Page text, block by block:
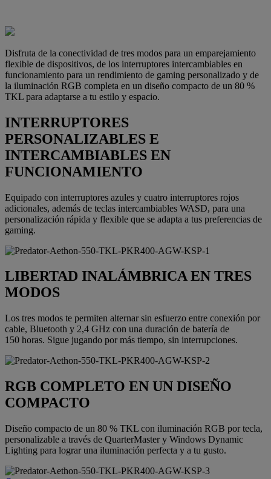
Disfruta de la conectividad de tres modos para un emparejamiento
flexible de dispositivos, de los interruptores intercambiables en
funcionamiento para un rendimiento de gaming personalizado y de
la iluminación RGB completa en un diseño compacto de un 80 %
TKL para adaptarse a tu estilo y espacio.
INTERRUPTORES
PERSONALIZABLES E
INTERCAMBIABLES EN
FUNCIONAMIENTO
Equipado con interruptores azules y cuatro interruptores rojos
adicionales, además de teclas intercambiables WASD, para una
personalización rápida y flexible que se adapta a tus preferencias de
gaming.
LIBERTAD INALÁMBRICA EN TRES
MODOS
Los tres modos te permiten alternar sin esfuerzo entre conexión por
cable, Bluetooth y 2,4 GHz con una duración de batería de
150 horas. Sigue jugando por más tiempo, sin interrupciones.
RGB COMPLETO EN UN DISEÑO
COMPACTO
Diseño compacto de un 80 % TKL con iluminación RGB por tecla,
personalizable a través de QuarterMaster y Windows Dynamic
Lighting para lograr una iluminación perfecta y a tu gusto.